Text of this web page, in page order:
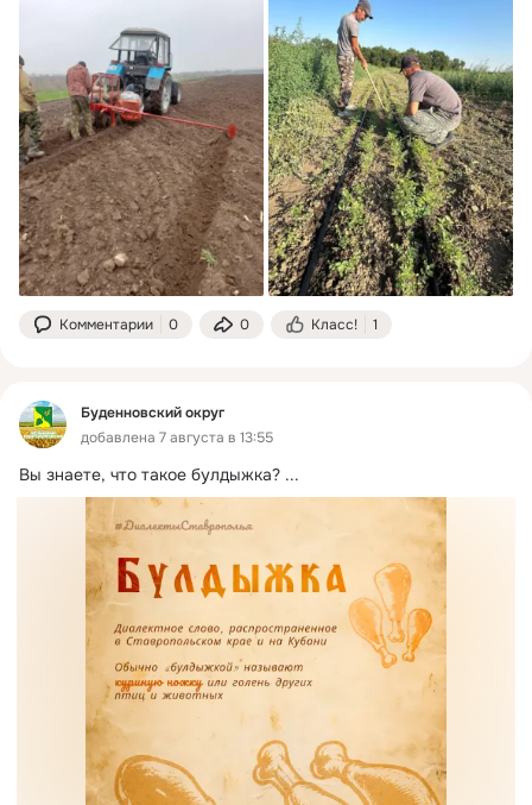
Комментарии 0 0 Класс! 1
Буденновский округ
добавлена 7 августа в 13:55
Вы знаете, что такое булдыжка? ...